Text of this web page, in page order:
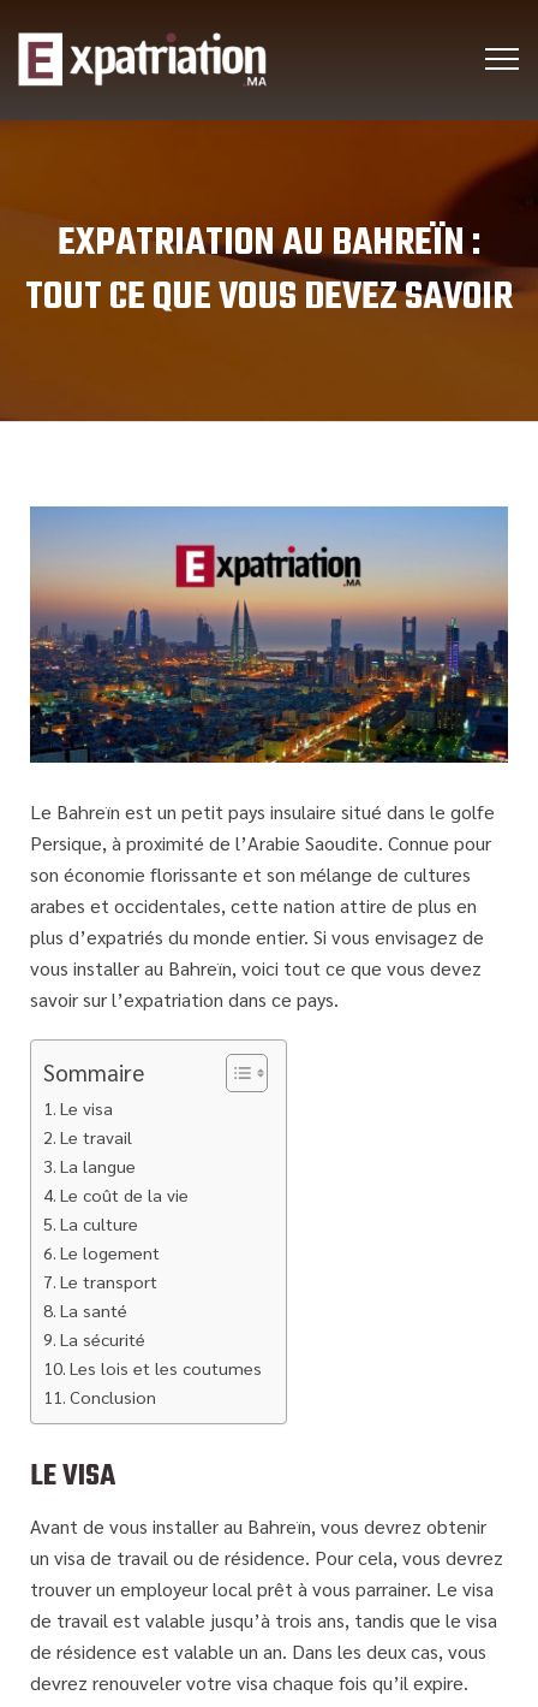
EXPATRIATION AU BAHREÏN :
TOUT CE QUE VOUS DEVEZ SAVOIR
Le Bahreïn est un petit pays insulaire situé dans le golfe
Persique, à proximité de l’Arabie Saoudite. Connue pour
son économie florissante et son mélange de cultures
arabes et occidentales, cette nation attire de plus en
plus d’expatriés du monde entier. Si vous envisagez de
vous installer au Bahreïn, voici tout ce que vous devez
savoir sur l’expatriation dans ce pays.
Sommaire
Le visa
Le travail
La langue
Le coût de la vie
La culture
Le logement
Le transport
La santé
La sécurité
Les lois et les coutumes
Conclusion
LE VISA
Avant de vous installer au Bahreïn, vous devrez obtenir
un visa de travail ou de résidence. Pour cela, vous devrez
trouver un employeur local prêt à vous parrainer. Le visa
de travail est valable jusqu’à trois ans, tandis que le visa
de résidence est valable un an. Dans les deux cas, vous
devrez renouveler votre visa chaque fois qu’il expire.